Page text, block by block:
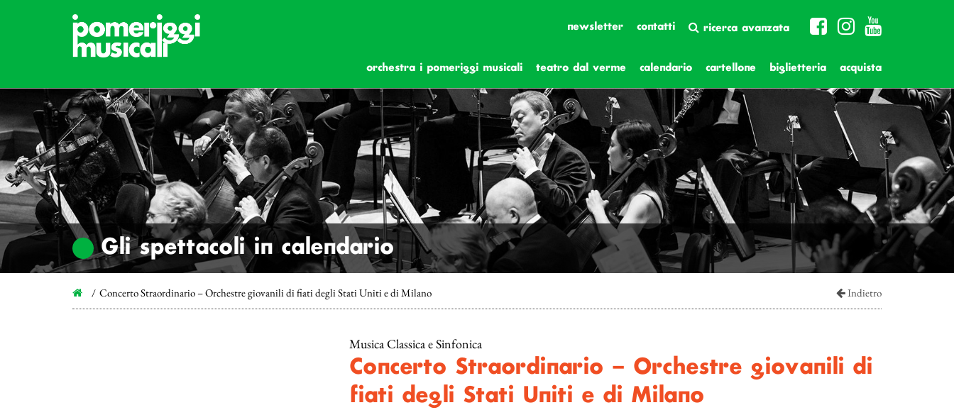
newsletter contatti ricerca avanzata
orchestra i pomeriggi musicali teatro dal verme calendario cartellone biglietteria acquista
Gli spettacoli in calendario
Concerto Straordinario – Orchestre giovanili di fiati degli Stati Uniti e di Milano Indietro
Musica Classica e Sinfonica
Concerto Straordinario – Orchestre giovanili di
fiati degli Stati Uniti e di Milano